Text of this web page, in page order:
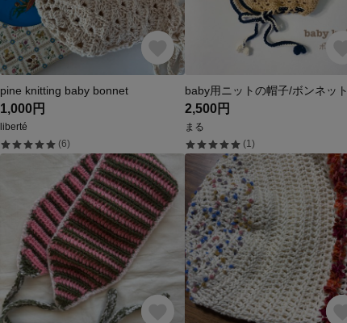
pine knitting baby bonnet
1,000円
liberté
(6)
baby用ニットの帽子/ボンネット
2,500円
まる
(1)